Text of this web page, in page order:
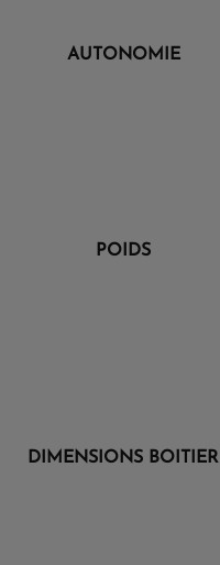
AUTONOMIE
POIDS
DIMENSIONS BOITIER